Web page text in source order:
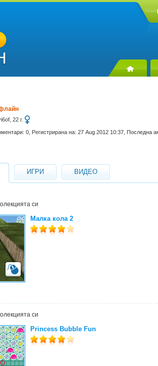
22 г.
0, Регистрирана на: 27 Aug 2012 10:37, Последна
ИГРИ ВИДЕО
си
Малка кола 2
си
Princess Bubble Fun